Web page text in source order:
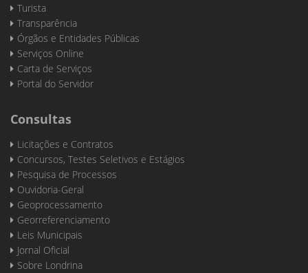
Turista
Transparência
Órgãos e Entidades Públicas
Serviços Online
Carta de Serviços
Portal do Servidor
Consultas
Licitações e Contratos
Concursos, Testes Seletivos e Estágios
Pesquisa de Processos
Ouvidoria-Geral
Geoprocessamento
Georreferenciamento
Leis Municipais
Jornal Oficial
Sobre Londrina